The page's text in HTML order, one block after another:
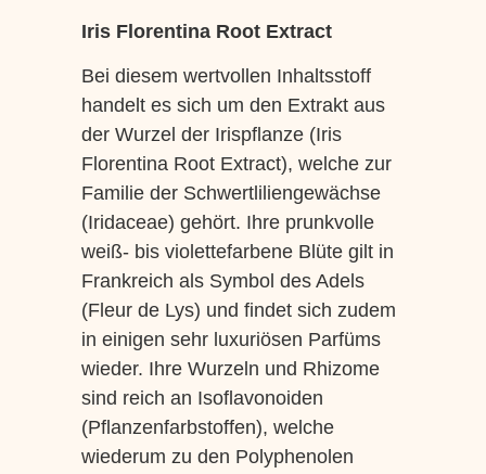
Iris Florentina Root Extract
Bei diesem wertvollen Inhaltsstoff
handelt es sich um den Extrakt aus
der Wurzel der Irispflanze (Iris
Florentina Root Extract), welche zur
Familie der Schwertliliengewächse
(Iridaceae) gehört. Ihre prunkvolle
weiß- bis violettefarbene Blüte gilt in
Frankreich als Symbol des Adels
(Fleur de Lys) und findet sich zudem
in einigen sehr luxuriösen Parfüms
wieder. Ihre Wurzeln und Rhizome
sind reich an Isoflavonoiden
(Pflanzenfarbstoffen), welche
wiederum zu den Polyphenolen